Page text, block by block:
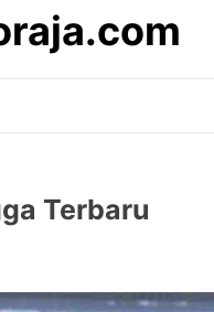
Terbaru